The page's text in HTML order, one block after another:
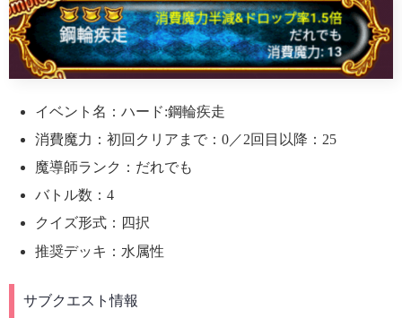
イベント名：ハード:鋼輪疾走
消費魔力：初回クリアまで：0／2回目以降：25
魔導師ランク：だれでも
バトル数：4
クイズ形式：四択
推奨デッキ：水属性
サブクエスト情報